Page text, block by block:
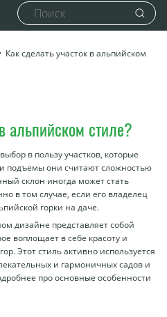
Как сделать участок в альпийском
альпийском стиле?
в пользу участков, которые
подъемы они считают сложностью
склон иногда может стать
в том случае, если его владелец
горки на даче.
дизайне представляет собой
воплощает в себе красоту и
Этот стиль активно используется
и гармоничных садов и
про основные особенности